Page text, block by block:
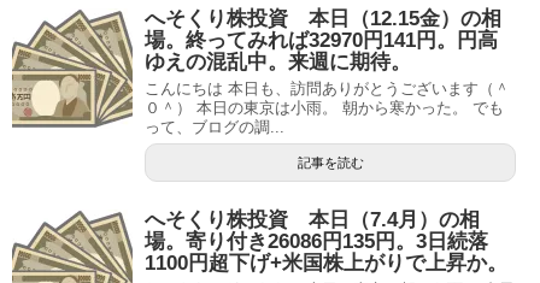
へそくり株投資 本日（12.15金）の相
場。終ってみれば32970円141円。円高
ゆえの混乱中。来週に期待。
こんにちは 本日も、訪問ありがとうございます（＾
０＾） 本日の東京は小雨。 朝から寒かった。 でも
って、ブログの調...
記事を読む
へそくり株投資 本日（7.4月）の相
場。寄り付き26086円135円。3日続落
1100円超下げ+米国株上がりで上昇か。